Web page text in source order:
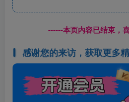
------本页内容已结束，
感谢您的来访，获取更多